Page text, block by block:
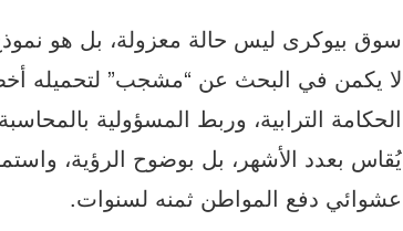
سوق بيوكرى ليس حالة معزولة، بل هو
لا يكمن في البحث عن “مشجب” لتحميله
الحكامة الترابية، وربط المسؤولية
يُقاس بعدد الأشهر، بل بوضوح الرؤية،
عشوائي دفع المواطن ثمنه لسنوات.